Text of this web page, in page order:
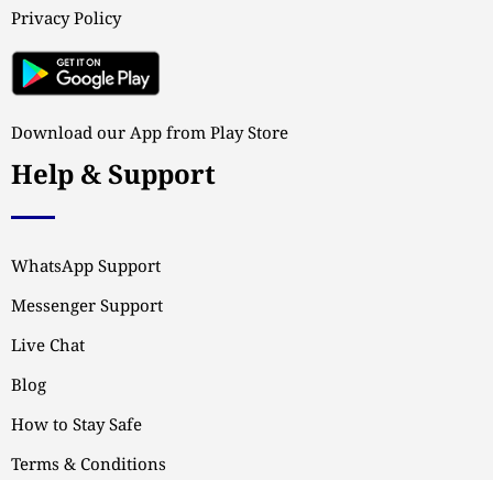
Privacy Policy
Download our App from Play Store
Help & Support
WhatsApp Support
Messenger Support
Live Chat
Blog
How to Stay Safe
Terms & Conditions